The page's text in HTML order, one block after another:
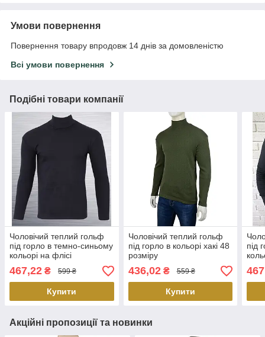
Умови повернення
Повернення товару впродовж 14 днів за домовленістю
Всі умови повернення
Подібні товари компанії
Чоловічий теплий гольф
під горло в темно-синьому
кольорі на флісі
467,22 ₴ 599 ₴
Купити
Чоловічий теплий гольф
під горло в кольорі хакі 48
розміру
436,02₴ 559 ₴
Купити
під
Акційні пропозиції та новинки